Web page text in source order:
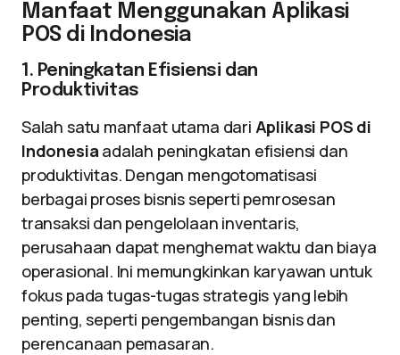
Manfaat Menggunakan Aplikasi
POS di Indonesia
1. Peningkatan Efisiensi dan
Produktivitas
Salah satu manfaat utama dari Aplikasi POS di
Indonesia adalah peningkatan efisiensi dan
produktivitas. Dengan mengotomatisasi
berbagai proses bisnis seperti pemrosesan
transaksi dan pengelolaan inventaris,
perusahaan dapat menghemat waktu dan biaya
operasional. Ini memungkinkan karyawan untuk
fokus pada tugas-tugas strategis yang lebih
penting, seperti pengembangan bisnis dan
perencanaan pemasaran.